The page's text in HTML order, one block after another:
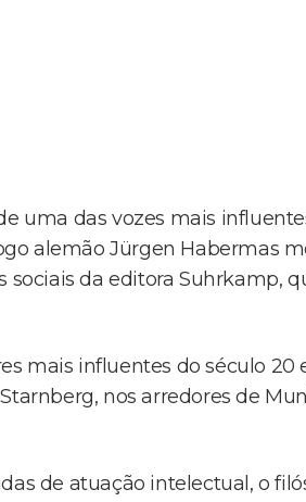
uma das vozes mais
alemão Jürgen Habermas
sociais da editora Suhrkamp,
mais influentes do século 20
nos arredores de
de atuação intelectual, o